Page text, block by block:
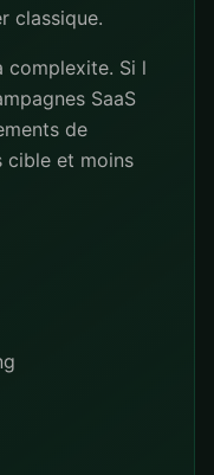
classique.
complexite. Si l
SaaS
de
cible et moins